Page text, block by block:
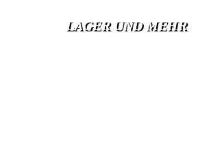
LAGER UND MEHR